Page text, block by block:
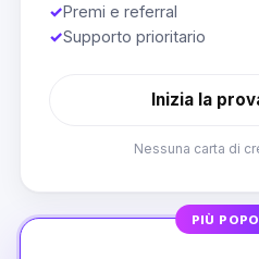
✓Premi e referral
✓Supporto prioritario
Inizia la
Nessuna carta di
PIÙ